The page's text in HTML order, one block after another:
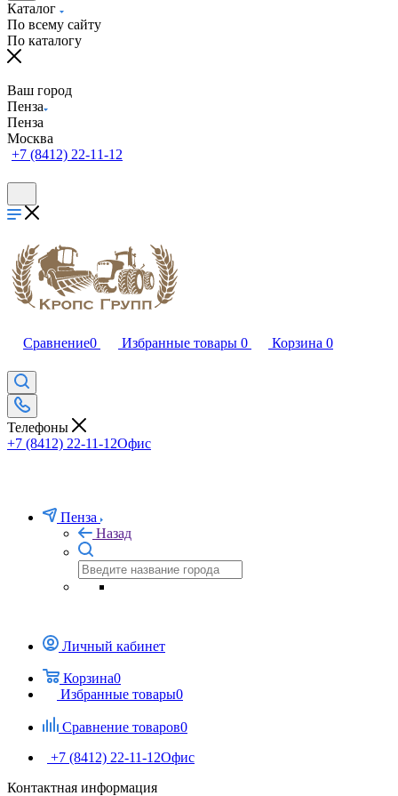
Каталог
По всему сайту
По каталогу
Ваш город
Пенза
Пенза
Москва
+7 (8412) 22-11-12
Сравнение0 Избранные товары 0 Корзина 0
Телефоны
+7 (8412) 22-11-12Офис
Пенза
Назад
Личный кабинет
Корзина0
Избранные товары0
Сравнение товаров0
+7 (8412) 22-11-12Офис
Контактная информация